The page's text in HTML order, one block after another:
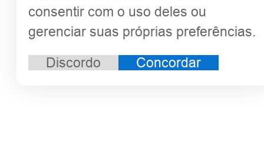
consentir com o uso deles ou
gerenciar suas próprias preferências.
Discordo Concordar